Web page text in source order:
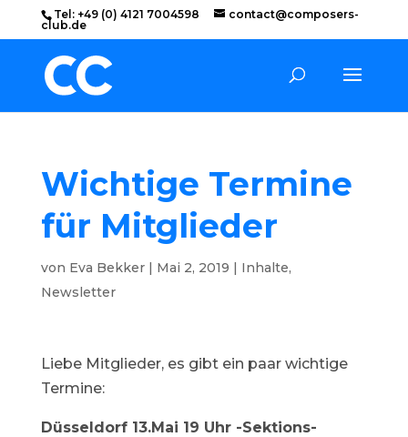
Tel: +49 (0) 4121 7004598
contact@composers-
club.de
Wichtige Termine
für Mitglieder
von Eva Bekker| Mai 2, 2019 | Inhalte,
Newsletter
Liebe Mitglieder, es gibt ein paar wichtige
Termine:
Düsseldorf 13.Mai 19 Uhr -Sektions-